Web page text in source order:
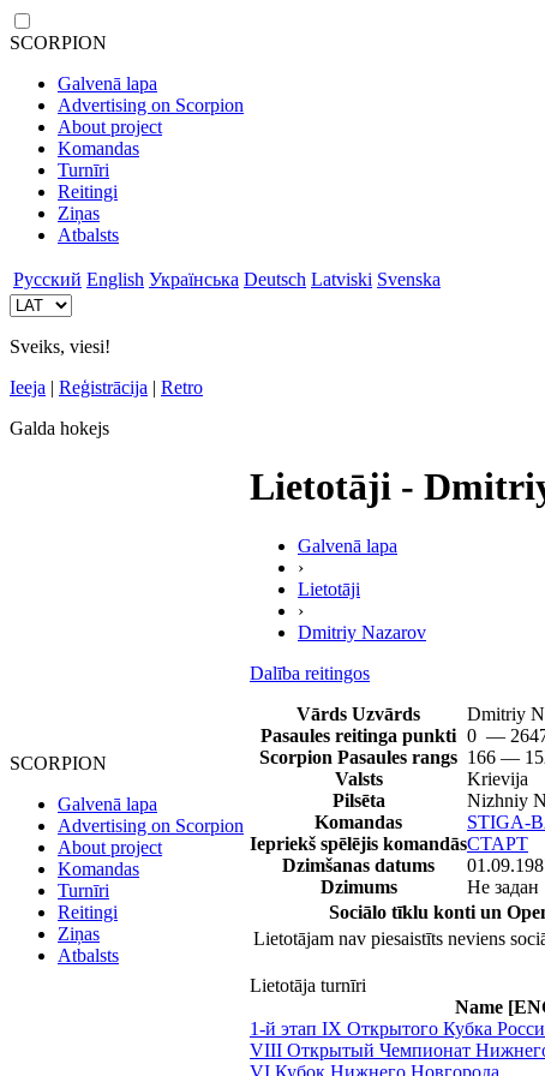
SCORPION
Galvenā lapa
Advertising on Scorpion
About project
Komandas
Turnīri
Reitingi
Ziņas
Atbalsts
Русский English Українська Deutsch Latviski Svenska
Sveiks, viesi!
Ieeja | Reģistrācija | Retro
Galda hokejs
SCORPION
Galvenā lapa
Advertising on Scorpion
About project
Komandas
Turnīri
Reitingi
Ziņas
Atbalsts
Lietotāji -
Galvenā lapa
›
Lietotāji
›
Dmitriy Nazarov
Dalība reitingos
Vārds Uzvārds
Dmitriy
Pasaules reitinga punkti 0 —
Scorpion Pasaules rangs 166 —
Valsts
Krievija
Pilsēta
Nizhniy
Komandas
STIGA-
Iepriekš spēlējis komandāsСТАРТ
Dzimšanas datums
Dzimums
Не задан
Sociālo tīklu konti un
Lietotājam nav piesaistīts neviens
Lietotāja turnīri
Name
1-й этап IX Открытого Кубка
VIII Открытый Чемпионат
VI Кубок Нижнего Новгорода